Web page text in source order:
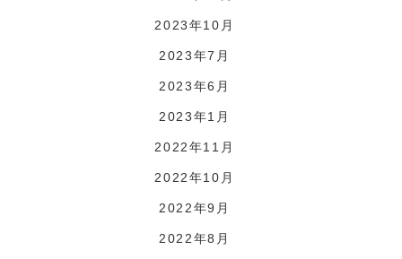
2023年10月
2023年7月
2023年6月
2023年1月
2022年11月
2022年10月
2022年9月
2022年8月